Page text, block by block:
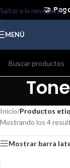
Saltar a la navegación
Saltar al contenido
🤝
⭐
MENÚ
Inicio/Productos
Mostrando los 4
Mostrar barra